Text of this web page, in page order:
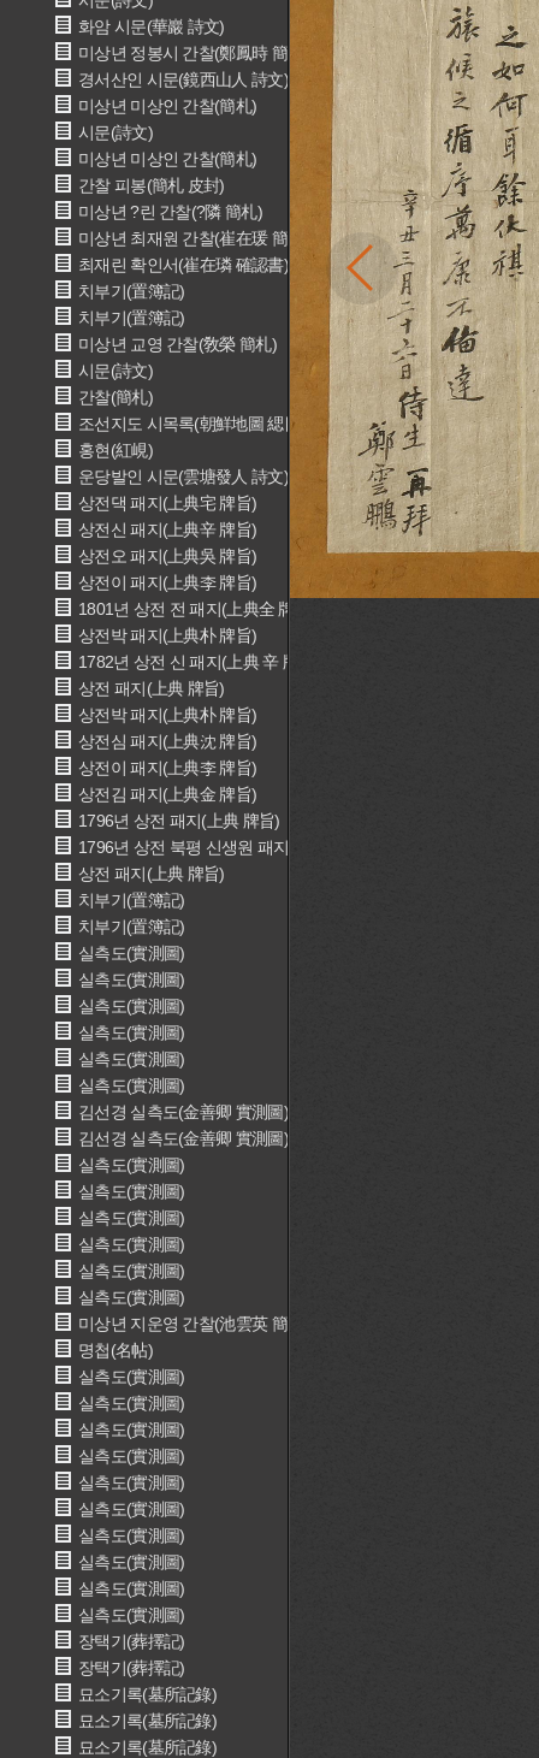
화암 시문(華巖 詩文)
미상년 정봉시 간찰(鄭鳳時 簡札)
경서산인 시문(鏡西山人 詩文)
미상년 미상인 간찰(簡札)
시문(詩文)
미상년 미상인 간찰(簡札)
간찰 피봉(簡札 皮封)
미상년 ?린 간찰(?隣 簡札)
미상년 최재원 간찰(崔在瑗 簡札)
최재린 확인서(崔在璘 確認書)
치부기(置簿記)
치부기(置簿記)
미상년 교영 간찰(敎榮 簡札)
시문(詩文)
간찰(簡札)
조선지도 시목록(朝鮮地圖 緦目錄)
홍현(紅峴)
운당발인 시문(雲塘發人 詩文)
상전댁 패지(上典宅 牌旨)
상전신 패지(上典辛 牌旨)
상전오 패지(上典吳 牌旨)
상전이 패지(上典李 牌旨)
1801년 상전 전 패지(上典全 牌旨)
상전박 패지(上典朴 牌旨)
1782년 상전 신 패지(上典 辛 牌旨)
상전 패지(上典 牌旨)
상전박 패지(上典朴 牌旨)
상전심 패지(上典沈 牌旨)
상전이 패지(上典李 牌旨)
상전김 패지(上典金 牌旨)
1796년 상전 패지(上典 牌旨)
1796년 상전 북평 신생원 패지(上典 北坪 辛生員 牌旨)
상전 패지(上典 牌旨)
치부기(置簿記)
치부기(置簿記)
실측도(實測圖)
실측도(實測圖)
실측도(實測圖)
실측도(實測圖)
실측도(實測圖)
실측도(實測圖)
김선경 실측도(金善卿 實測圖)
김선경 실측도(金善卿 實測圖)
실측도(實測圖)
실측도(實測圖)
실측도(實測圖)
실측도(實測圖)
실측도(實測圖)
실측도(實測圖)
미상년 지운영 간찰(池雲英 簡札)
명첩(名帖)
실측도(實測圖)
실측도(實測圖)
실측도(實測圖)
실측도(實測圖)
실측도(實測圖)
실측도(實測圖)
실측도(實測圖)
실측도(實測圖)
실측도(實測圖)
실측도(實測圖)
장택기(葬擇記)
장택기(葬擇記)
묘소기록(墓所記錄)
묘소기록(墓所記錄)
묘소기록(墓所記錄)